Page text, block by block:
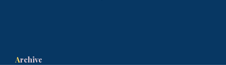
Archive